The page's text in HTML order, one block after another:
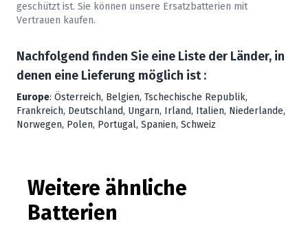
geschützt ist. Sie können unsere Ersatzbatterien mit
Vertrauen kaufen.
Nachfolgend finden Sie eine Liste der Länder, in
denen eine Lieferung möglich ist :
Europe: Österreich, Belgien, Tschechische Republik,
Frankreich, Deutschland, Ungarn, Irland, Italien, Niederlande,
Norwegen, Polen, Portugal, Spanien, Schweiz
Weitere ähnliche
Batterien